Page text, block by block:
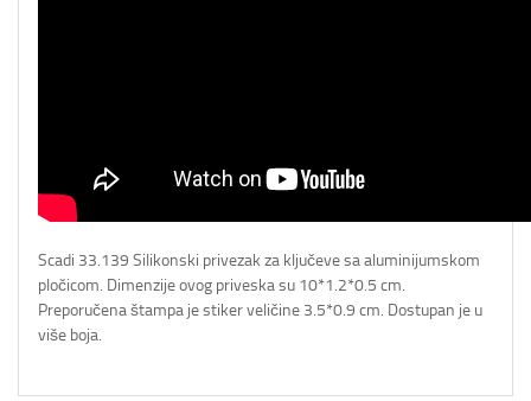
Scadi 33.139 Silikonski privezak za ključeve sa aluminijumskom
pločicom. Dimenzije ovog priveska su 10*1.2*0.5 cm.
Preporučena štampa je stiker veličine 3.5*0.9 cm. Dostupan je u
više boja.